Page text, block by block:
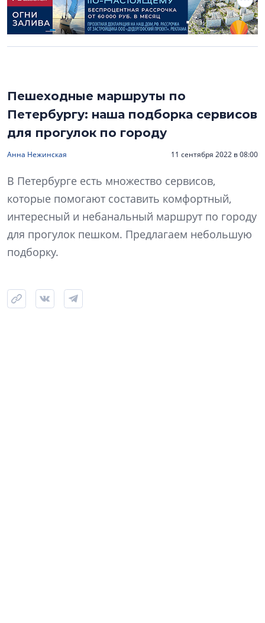
Пешеходные маршруты по
Петербургу: наша подборка сервисов
для прогулок по городу
Анна Нежинская 11 сентября 2022 в 08:00
В Петербурге есть множество сервисов,
которые помогают составить комфортный,
интересный и небанальный маршрут по городу
для прогулок пешком. Предлагаем небольшую
подборку.